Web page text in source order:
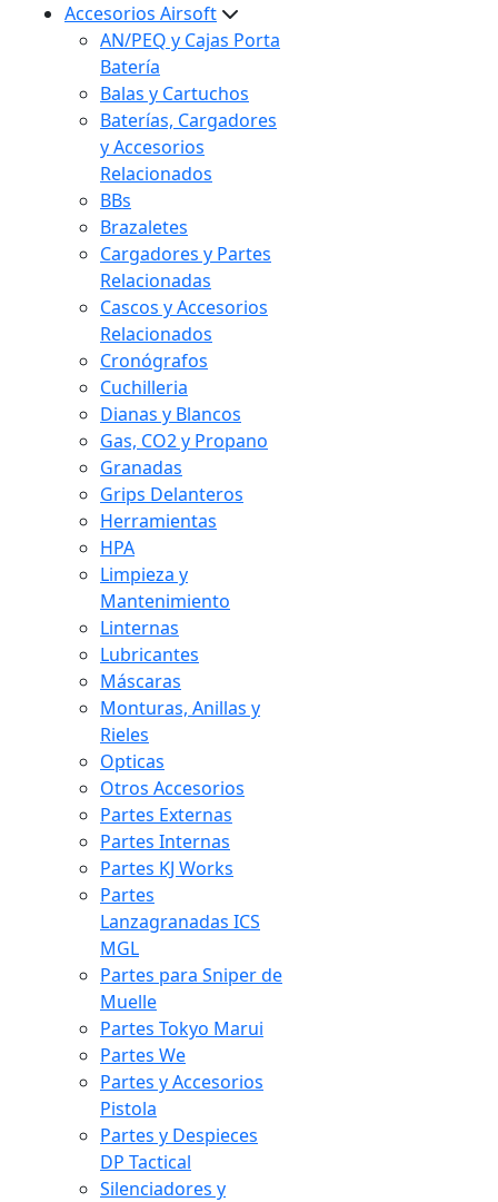
Accesorios Airsoft
AN/PEQ y Cajas Porta
Batería
Balas y Cartuchos
Baterías, Cargadores
y Accesorios
Relacionados
BBs
Brazaletes
Cargadores y Partes
Relacionadas
Cascos y Accesorios
Relacionados
Cronógrafos
Cuchilleria
Dianas y Blancos
Gas, CO2 y Propano
Granadas
Grips Delanteros
Herramientas
HPA
Limpieza y
Mantenimiento
Linternas
Lubricantes
Máscaras
Monturas, Anillas y
Rieles
Opticas
Otros Accesorios
Partes Externas
Partes Internas
Partes KJ Works
Partes
Lanzagranadas ICS
MGL
Partes para Sniper de
Muelle
Partes Tokyo Marui
Partes We
Partes y Accesorios
Pistola
Partes y Despieces
DP Tactical
Silenciadores y